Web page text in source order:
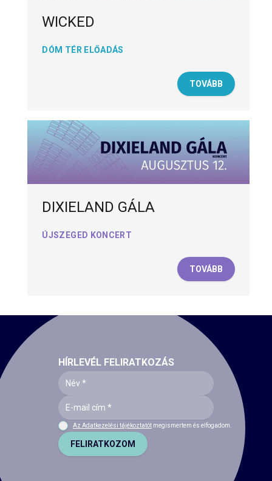
WICKED
DÓM TÉR ELŐADÁS
TOVÁBB
DIXIELAND GÁLA
ÚJSZEGED KONCERT
TOVÁBB
HÍRLEVÉL FELIRATKOZÁS
Az Adatkezelési tájékoztatót megismertem és elfogadom.
FELIRATKOZOM